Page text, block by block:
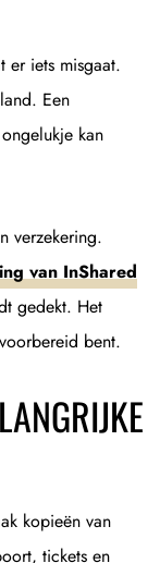
er iets misgaat.
Een
kan
verzekering.
van InShared
gedekt. Het
bent.
kopieën van
tickets en